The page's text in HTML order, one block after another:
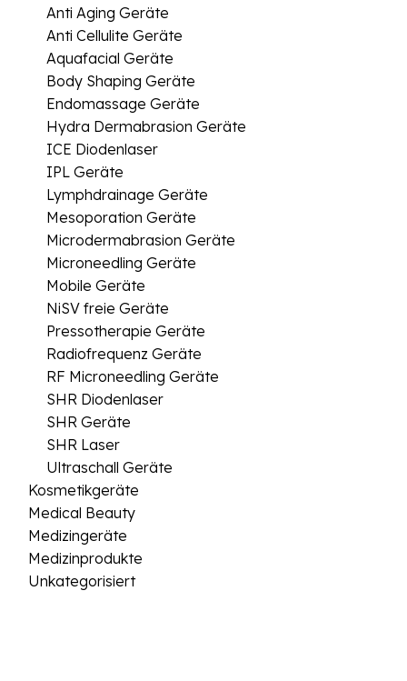
Anti Aging Geräte
Anti Cellulite Geräte
Aquafacial Geräte
Body Shaping Geräte
Endomassage Geräte
Hydra Dermabrasion Geräte
ICE Diodenlaser
IPL Geräte
Lymphdrainage Geräte
Mesoporation Geräte
Microdermabrasion Geräte
Microneedling Geräte
Mobile Geräte
NiSV freie Geräte
Pressotherapie Geräte
Radiofrequenz Geräte
RF Microneedling Geräte
SHR Diodenlaser
SHR Geräte
SHR Laser
Ultraschall Geräte
Kosmetikgeräte
Medical Beauty
Medizingeräte
Medizinprodukte
Unkategorisiert